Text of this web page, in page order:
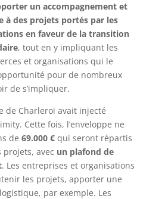
un accompagnement et
à des projets portés par les
en faveur de la transition
, tout en y impliquant les
et organisations qui le
pour de nombreux
de s’impliquer.
de Charleroi avait injecté
Cette fois, l’enveloppe ne
de 69.000 €qui seront répartis
avec un plafond de
. Les entreprises et organisations
les projets, apporter une
par exemple. Les